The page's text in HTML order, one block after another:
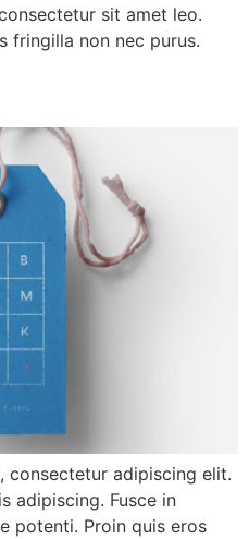
sit amet leo.
fringilla non nec purus.
consectetur adipiscing elit.
adipiscing. Fusce in
potenti. Proin quis eros